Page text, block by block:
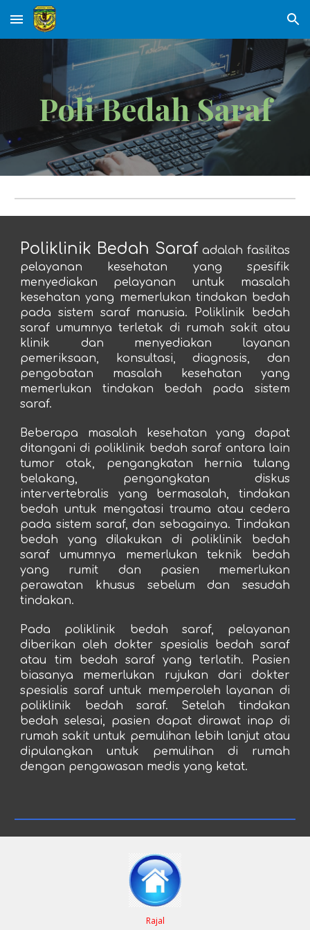
Skip to main content Skip to navigation
PoliBedah Saraf
Poliklinik Bedah Saraf adalah fasilitas
pelayanan kesehatan yang spesifik
menyediakan pelayanan untuk masalah
kesehatan yang memerlukan tindakan bedah
pada sistem saraf manusia. Poliklinik bedah
saraf umumnya terletak di rumah sakit atau
klinik dan menyediakan layanan
pemeriksaan, konsultasi, diagnosis, dan
pengobatan masalah kesehatan yang
memerlukan tindakan bedah pada sistem
saraf.
Beberapa masalah kesehatan yang dapat
ditangani di poliklinik bedah saraf antara lain
tumor otak, pengangkatan hernia tulang
belakang, pengangkatan diskus
intervertebralis yang bermasalah, tindakan
bedah untuk mengatasi trauma atau cedera
pada sistem saraf, dan sebagainya. Tindakan
bedah yang dilakukan di poliklinik bedah
saraf umumnya memerlukan teknik bedah
yang rumit dan pasien memerlukan
perawatan khusus sebelum dan sesudah
tindakan.
Pada poliklinik bedah saraf, pelayanan
diberikan oleh dokter spesialis bedah saraf
atau tim bedah saraf yang terlatih. Pasien
biasanya memerlukan rujukan dari dokter
spesialis saraf untuk memperoleh layanan di
poliklinik bedah saraf. Setelah tindakan
bedah selesai, pasien dapat dirawat inap di
rumah sakit untuk pemulihan lebih lanjut atau
dipulangkan untuk pemulihan di rumah
dengan pengawasan medis yang ketat.
Rajal